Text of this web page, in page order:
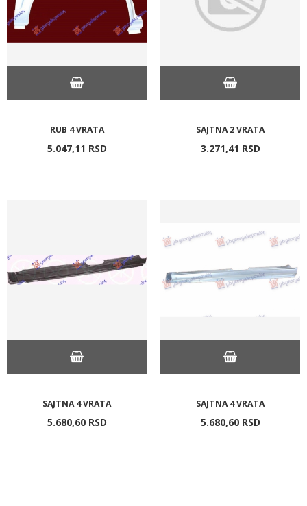
RUB 4 VRATA
5.047,11 RSD
SAJTNA 2 VRATA
3.271,41 RSD
SAJTNA 4 VRATA
5.680,60 RSD
SAJTNA 4 VRATA
5.680,60 RSD